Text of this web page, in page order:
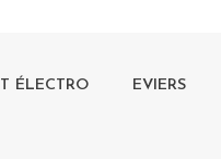
ÉLECTRO EVIERS